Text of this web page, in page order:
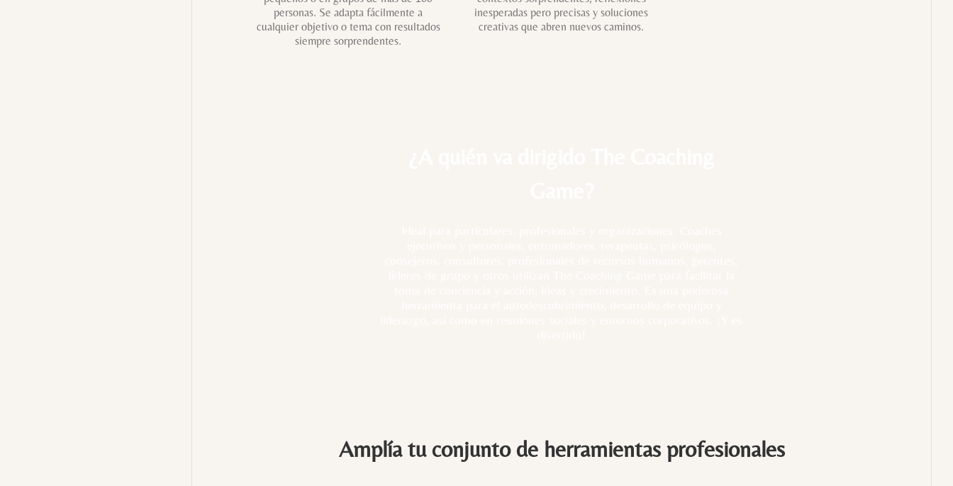
personas. Se adapta fácilmente a
cualquier objetivo o tema con resultados
siempre sorprendentes.
inesperadas pero precisas y soluciones
creativas que abren nuevos caminos.
Amplía tu conjunto de herramientas profesionales